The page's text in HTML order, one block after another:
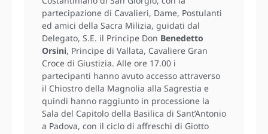
partecipazione di Cavalieri, Dame, Postulanti
ed amici della Sacra Milizia, guidati dal
Delegato, S.E. il Principe Don Benedetto
Orsini, Principe di Vallata, Cavaliere Gran
Croce di Giustizia. Alle ore 17.00 i
partecipanti hanno avuto accesso attraverso
il Chiostro della Magnolia alla Sagrestia e
quindi hanno raggiunto in processione la
Sala del Capitolo della Basilica di Sant’Antonio
a Padova, con il ciclo di affreschi di Giotto